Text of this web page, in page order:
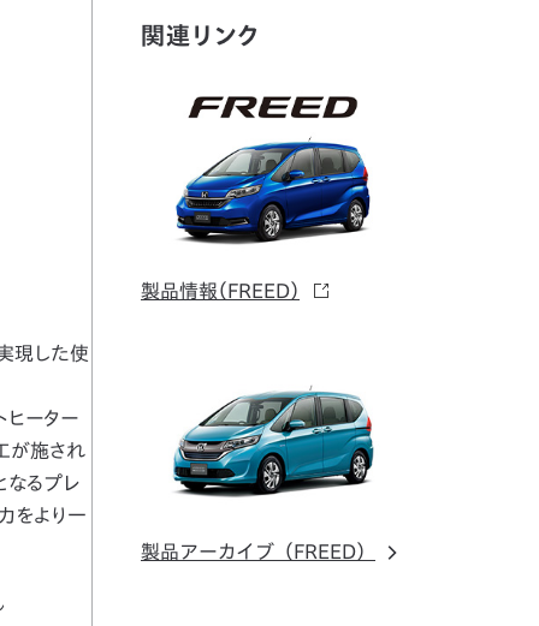
現した使
ヒーター
が施され
なるプレ
をより一
関連リンク
製品情報（FREED）
製品アーカイブ（FREED）